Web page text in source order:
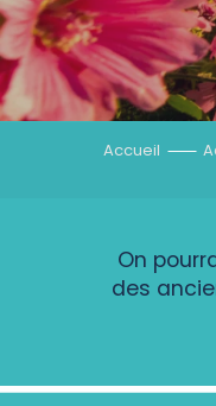
Accueil
On
des